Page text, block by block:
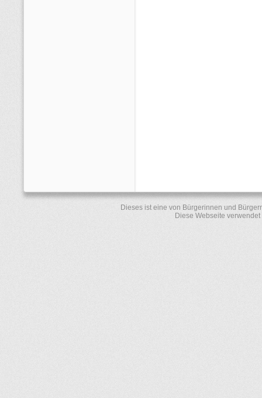
Dieses ist eine von Bürgerinnen und
Diese Webseite